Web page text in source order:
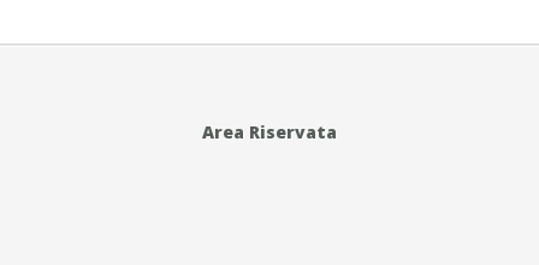
Area Riservata